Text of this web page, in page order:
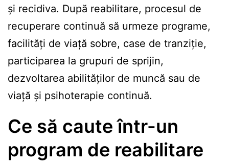
și recidiva. După reabilitare, procesul de
recuperare continuă să urmeze programe,
facilități de viață sobre, case de tranziție,
participarea la grupuri de sprijin,
dezvoltarea abilităților de muncă sau de
viață și psihoterapie continuă.
Ce să caute într-un
program de reabilitare